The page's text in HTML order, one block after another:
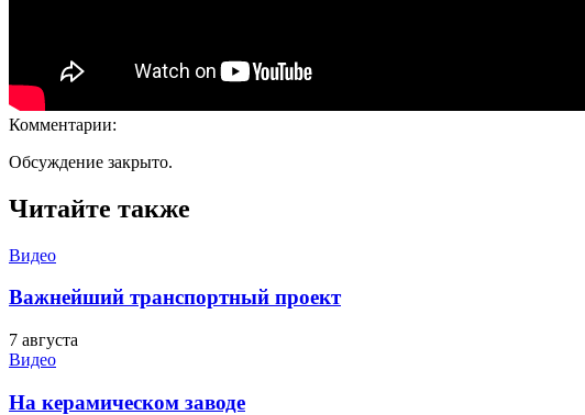
Комментарии:
Обсуждение закрыто.
Читайте также
Видео
Важнейший транспортный проект
7 августа
Видео
На керамическом заводе